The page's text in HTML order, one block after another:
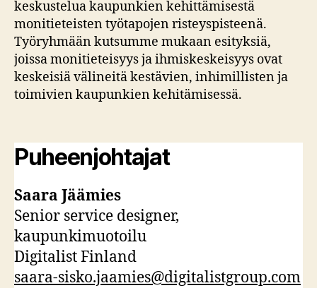
keskustelua kaupunkien kehittämisestä
monitieteisten työtapojen risteyspisteenä.
Työryhmään kutsumme mukaan esityksiä,
joissa monitieteisyys ja ihmiskeskeisyys ovat
keskeisiä välineitä kestävien, inhimillisten ja
toimivien kaupunkien kehitämisessä.
Puheenjohtajat
Saara Jäämies
Senior service designer,
kaupunkimuotoilu
Digitalist Finland
saara-sisko.jaamies@digitalistgroup.com